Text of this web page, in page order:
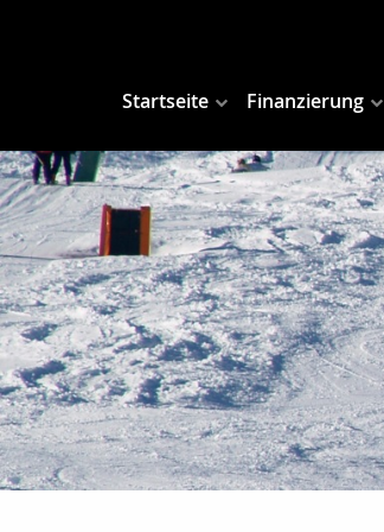
Startseite Finanzierung